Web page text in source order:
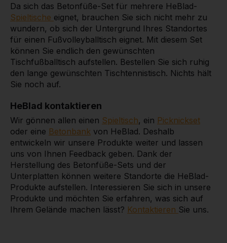
Da sich das Betonfüße-Set für mehrere HeBlad-
Spieltische eignet, brauchen Sie sich nicht mehr zu
wundern, ob sich der Untergrund Ihres Standortes
für einen Fußvolleyballtisch eignet. Mit diesem Set
können Sie endlich den gewünschten
Tischfußballtisch aufstellen. Bestellen Sie sich ruhig
den lange gewünschten Tischtennistisch. Nichts hält
Sie noch auf.
HeBlad kontaktieren
Wir gönnen allen einen Spieltisch, ein Picknickset
oder eine Betonbank von HeBlad. Deshalb
entwickeln wir unsere Produkte weiter und lassen
uns von Ihnen Feedback geben. Dank der
Herstellung des Betonfüße-Sets und der
Unterplatten können weitere Standorte die HeBlad-
Produkte aufstellen. Interessieren Sie sich in unsere
Produkte und möchten Sie erfahren, was sich auf
Ihrem Gelände machen lässt? Kontaktieren Sie uns.